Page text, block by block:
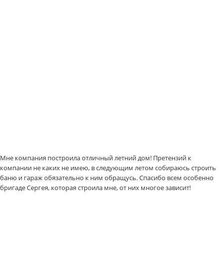
Мне компания построила отличный летний дом! Претензий к
компании не каких не имею, в следующим летом собираюсь строить
баню и гараж обязательно к ним обращусь. Спасибо всем особенно
бригаде Сергея, которая строила мне, от них многое зависит!